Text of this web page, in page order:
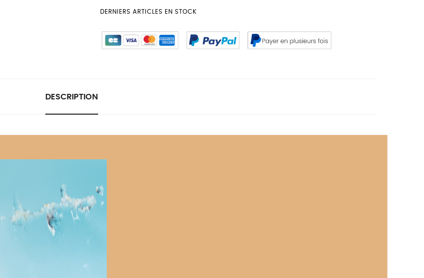
DERNIERS ARTICLES EN STOCK
DESCRIPTION